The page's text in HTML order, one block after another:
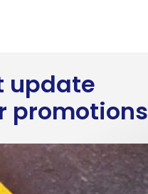
update